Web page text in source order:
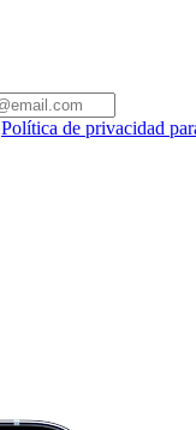
Política de privacidad